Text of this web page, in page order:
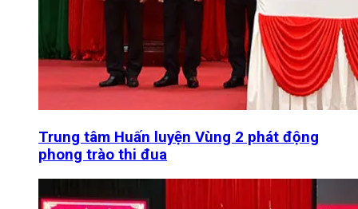
Trung tâm Huấn luyện Vùng 2 phát động
phong trào thi đua